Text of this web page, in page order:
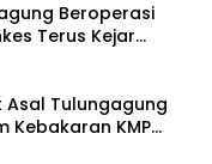
Beroperasi
Terus Kejar
Asal Tulungagung
Kebakaran KMP